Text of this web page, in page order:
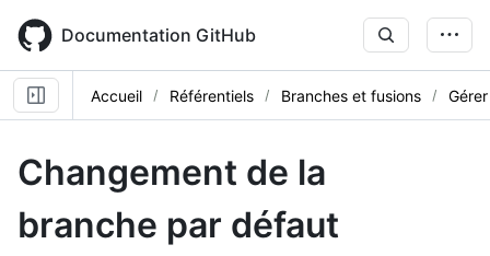
main
content
Documentation GitHub
Accueil Référentiels Branches et fusions
Changement de la
branche par défaut